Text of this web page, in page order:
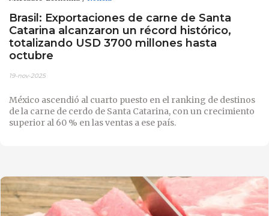
Brasil: Exportaciones de carne de Santa
Catarina alcanzaron un récord histórico,
totalizando USD 3700 millones hasta
octubre
19-nov-2025
México ascendió al cuarto puesto en el ranking de destinos
de la carne de cerdo de Santa Catarina, con un crecimiento
superior al 60 % en las ventas a ese país.